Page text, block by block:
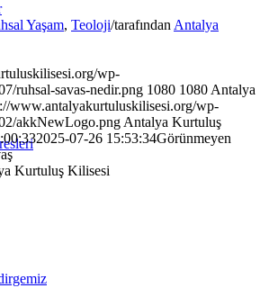
Yaşam, Teoloji/tarafından Antalya
wp-
ruhsal-savas-nedir.png 1080 1080 Antalya
www.antalyakurtuluskilisesi.org/wp-
akkNewLogo.png Antalya Kurtuluş
2025-07-26 15:53:34Görünmeyen
Kurtuluş Kilisesi